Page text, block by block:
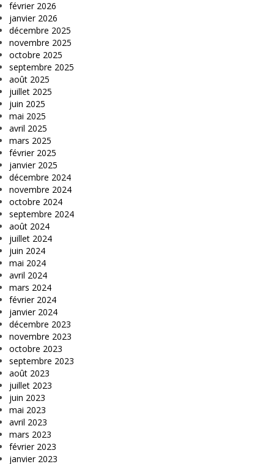
février 2026
janvier 2026
décembre 2025
novembre 2025
octobre 2025
septembre 2025
août 2025
juillet 2025
juin 2025
mai 2025
avril 2025
mars 2025
février 2025
janvier 2025
décembre 2024
novembre 2024
octobre 2024
septembre 2024
août 2024
juillet 2024
juin 2024
mai 2024
avril 2024
mars 2024
février 2024
janvier 2024
décembre 2023
novembre 2023
octobre 2023
septembre 2023
août 2023
juillet 2023
juin 2023
mai 2023
avril 2023
mars 2023
février 2023
janvier 2023